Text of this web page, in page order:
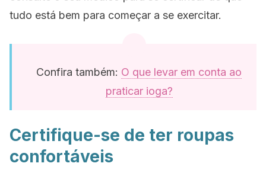
tudo está bem para começar a se exercitar.
Confira também: O que levar em conta ao
praticar ioga?
Certifique-se de ter roupas
confortáveis